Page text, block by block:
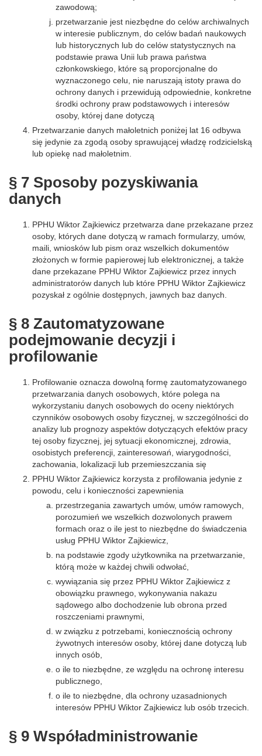
zawodową;
przetwarzanie jest niezbędne do celów archiwalnych
w interesie publicznym, do celów badań naukowych
lub historycznych lub do celów statystycznych na
podstawie prawa Unii lub prawa państwa
członkowskiego, które są proporcjonalne do
wyznaczonego celu, nie naruszają istoty prawa do
ochrony danych i przewidują odpowiednie, konkretne
środki ochrony praw podstawowych i interesów
osoby, której dane dotyczą
Przetwarzanie danych małoletnich poniżej lat 16 odbywa
się jedynie za zgodą osoby sprawującej władzę rodzicielską
lub opiekę nad małoletnim.
§ 7 Sposoby pozyskiwania
danych
PPHU Wiktor Zajkiewicz przetwarza dane przekazane przez
osoby, których dane dotyczą w ramach formularzy, umów,
maili, wniosków lub pism oraz wszelkich dokumentów
złożonych w formie papierowej lub elektronicznej, a także
dane przekazane PPHU Wiktor Zajkiewicz przez innych
administratorów danych lub które PPHU Wiktor Zajkiewicz
pozyskał z ogólnie dostępnych, jawnych baz danych.
§ 8 Zautomatyzowane
podejmowanie decyzji i
profilowanie
Profilowanie oznacza dowolną formę zautomatyzowanego
przetwarzania danych osobowych, które polega na
wykorzystaniu danych osobowych do oceny niektórych
czynników osobowych osoby fizycznej, w szczególności do
analizy lub prognozy aspektów dotyczących efektów pracy
tej osoby fizycznej, jej sytuacji ekonomicznej, zdrowia,
osobistych preferencji, zainteresowań, wiarygodności,
zachowania, lokalizacji lub przemieszczania się
PPHU Wiktor Zajkiewicz korzysta z profilowania jedynie z
powodu, celu i konieczności zapewnienia
przestrzegania zawartych umów, umów ramowych,
porozumień we wszelkich dozwolonych prawem
formach oraz o ile jest to niezbędne do świadczenia
usług PPHU Wiktor Zajkiewicz,
na podstawie zgody użytkownika na przetwarzanie,
którą może w każdej chwili odwołać,
wywiązania się przez PPHU Wiktor Zajkiewicz z
obowiązku prawnego, wykonywania nakazu
sądowego albo dochodzenie lub obrona przed
roszczeniami prawnymi,
w związku z potrzebami, koniecznością ochrony
żywotnych interesów osoby, której dane dotyczą lub
innych osób,
o ile to niezbędne, ze względu na ochronę interesu
publicznego,
o ile to niezbędne, dla ochrony uzasadnionych
interesów PPHU Wiktor Zajkiewicz lub osób trzecich.
§ 9 Współadministrowanie